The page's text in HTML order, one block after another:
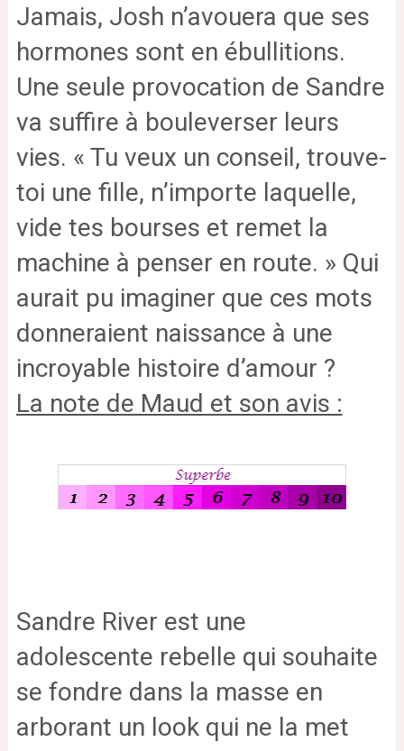
Jamais, Josh n’avouera que ses
hormones sont en ébullitions.
Une seule provocation de Sandre
va suffire à bouleverser leurs
vies. « Tu veux un conseil, trouve-
toi une fille, n’importe laquelle,
vide tes bourses et remet la
machine à penser en route. » Qui
aurait pu imaginer que ces mots
donneraient naissance à une
incroyable histoire d’amour ?
La note de Maud et son avis :
Sandre River est une
adolescente rebelle qui souhaite
se fondre dans la masse en
arborant un look qui ne la met